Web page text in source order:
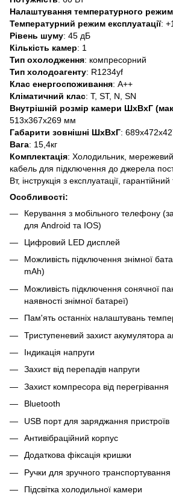
Налаштування температурного
Температурний режим експлуатації:
Рівень шуму: 45 дБ
Кількість камер: 1
Тип охолодження: компресорний
Тип холодоагенту: R1234yf
Клас енергоспоживання: А++
Кліматичний клас: T, ST, N, SN
Внутрішній розмір камери ШхВхГ
513x367x269 мм
Габарити зовнішні ШхВхГ:
Вага: 15,4кг
Комплектація: Холодильник,
кабель для підключення до джерела
Вт, інструкція з експлуатації,
Особливості:
Керування з мобільного телефону
для Android та IOS)
Цифровий LED дисплей
Можливість підключення знімної
mAh)
Можливість підключення сонячної
наявності знімної батареї)
Пам'ять останніх налаштувань
Триступеневий захист акумулятора
Індикація напруги
Захист від перепадів напруги
Захист компресора від перегрівання
Bluetooth
USB порт для заряджання пристроїв
Антивібраційний корпус
Додаткова фіксація кришки
Ручки для зручного транспортування
Підсвітка холодильної камери